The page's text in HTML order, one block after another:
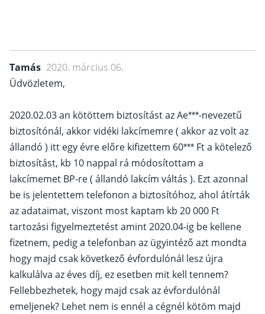
Tamás 2020. március 06.
Üdvözletem,
2020.02.03 an kötöttem biztosítást az Ae***-nevezetű
biztosítónál, akkor vidéki lakcímemre ( akkor az volt az
állandó ) itt egy évre előre kifizettem 60*** Ft a kötelező
biztosítást, kb 10 nappal rá módosítottam a
lakcímemet BP-re ( állandó lakcím váltás ). Ezt azonnal
be is jelentettem telefonon a biztosítóhoz, ahol átírták
az adataimat, viszont most kaptam kb 20 000 Ft
tartozási figyelmeztetést amint 2020.04-ig be kellene
fizetnem, pedig a telefonban az ügyintéző azt mondta
hogy majd csak következő évfordulónál lesz újra
kalkulálva az éves díj, ez esetben mit kell tennem?
Fellebbezhetek, hogy majd csak az évfordulónál
emeljenek? Lehet nem is ennél a cégnél kötöm majd